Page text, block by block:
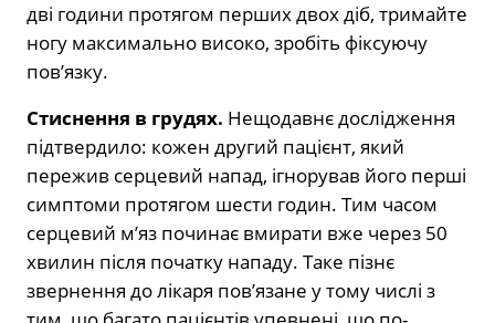
дві години протягом перших двох діб, тримайте
ногу максимально високо, зробіть фіксуючу
пов’язку.
Стиснення в грудях. Нещодавнє дослідження
підтвердило: кожен другий пацієнт, який
пережив серцевий напад, ігнорував його перші
симптоми протягом шести годин. Тим часом
серцевий м’яз починає вмирати вже через 50
хвилин після початку нападу. Таке пізнє
звернення до лікаря пов’язане у тому числі з